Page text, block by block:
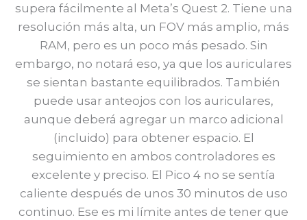
supera fácilmente al Meta’s Quest 2. Tiene una
resolución más alta, un FOV más amplio, más
RAM, pero es un poco más pesado. Sin
embargo, no notará eso, ya que los auriculares
se sientan bastante equilibrados. También
puede usar anteojos con los auriculares,
aunque deberá agregar un marco adicional
(incluido) para obtener espacio. El
seguimiento en ambos controladores es
excelente y preciso. El Pico 4 no se sentía
caliente después de unos 30 minutos de uso
continuo. Ese es mi límite antes de tener que